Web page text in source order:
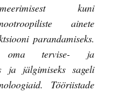
kuni
ainete
parandamiseks.
oma tervise- ja
ja jälgimiseks sageli
Tööriistade